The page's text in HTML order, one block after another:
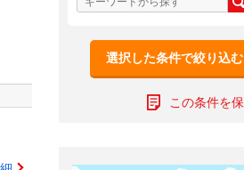
選択した条件で絞り込む
この条件を